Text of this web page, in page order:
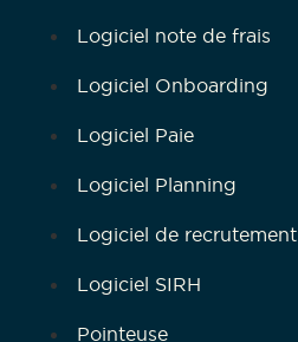
Logiciel note de frais
Logiciel Onboarding
Logiciel Paie
Logiciel Planning
Logiciel de recrutement
Logiciel SIRH
Pointeuse